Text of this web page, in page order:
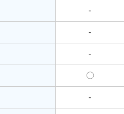
-
-
-
〇
-